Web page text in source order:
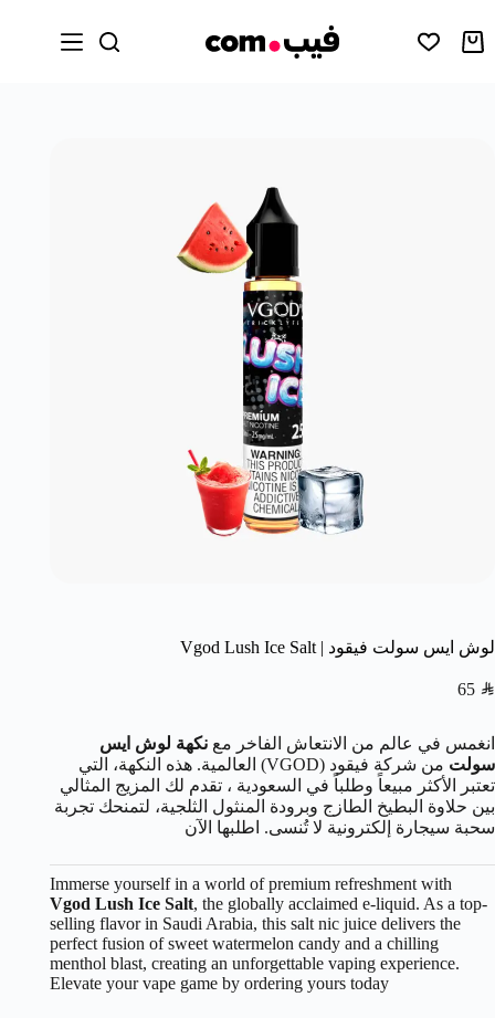
لوش ايس سولت فيقود | Vgod Lush Ice Salt
65 SAR
انغمس في عالم من الانتعاش الفاخر مع نكهة لوش ايس
سولت
من شركة فيقود (VGOD) العالمية. هذه النكهة، التي
تعتبر الأكثر مبيعاً وطلباً في السعودية ، تقدم لك المزيج المثالي
بين حلاوة البطيخ الطازج وبرودة المنثول الثلجية، لتمنحك تجربة
سحبة سيجارة إلكترونية لا تُنسى. اطلبها الآن
Immerse yourself in a world of premium refreshment with
Vgod Lush Ice Salt, the globally acclaimed e-liquid. As a top-
selling flavor in Saudi Arabia, this salt nic juice delivers the
perfect fusion of sweet watermelon candy and a chilling
menthol blast, creating an unforgettable vaping experience.
Elevate your vape game by ordering yours today